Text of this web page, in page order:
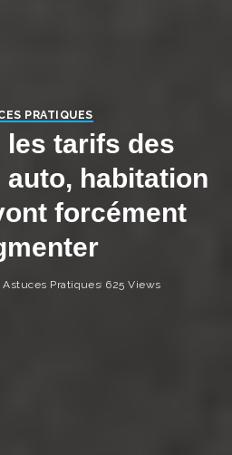
PRATIQUES
les tarifs des
habitation
forcément
Astuces Pratiques 625 Views